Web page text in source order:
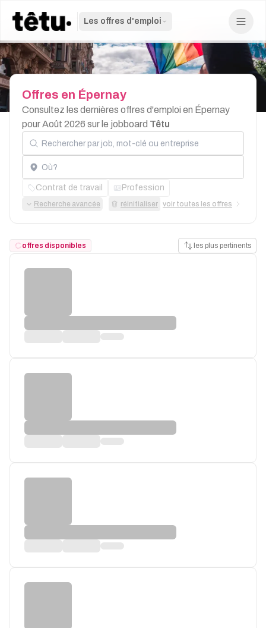
Les offres d'emploi
Offres en Épernay
Consultez les dernières offres d'emploi en Épernay
pour Août 2026 sur le jobboard Têtu
Rechercher par job, mot-clé ou entreprise
Localisation
Contrat de travail Profession
Recherche avancée réinitialiser voir toutes les offres
offres disponibles les plus pertinents